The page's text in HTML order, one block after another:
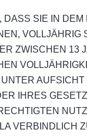
DASS SIE IN DEM
VOLLJÄHRIG
ZWISCHEN 13
AUFSICHT
IHRES
VERBINDLICH